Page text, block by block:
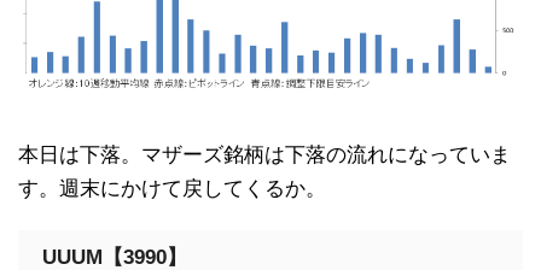
本日は下落。マザーズ銘柄は下落の流れになっていま
す。週末にかけて戻してくるか。
UUUM【3990】